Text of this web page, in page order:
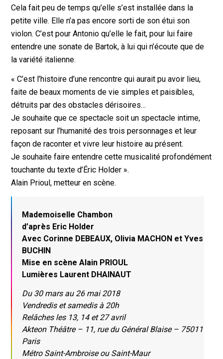
Cela fait peu de temps qu’elle s’est installée dans la
petite ville. Elle n’a pas encore sorti de son étui son
violon. C’est pour Antonio qu’elle le fait, pour lui faire
entendre une sonate de Bartok, à lui qui n’écoute que de
la variété italienne.
« C’est l’histoire d’une rencontre qui aurait pu avoir lieu,
faite de beaux moments de vie simples et paisibles,
détruits par des obstacles dérisoires…
Je souhaite que ce spectacle soit un spectacle intime,
reposant sur l’humanité des trois personnages et leur
façon de raconter et vivre leur histoire au présent.
Je souhaite faire entendre cette musicalité profondément
touchante du texte d’Éric Holder ».
Alain Prioul, metteur en scène.
Mademoiselle Chambon
d’après Eric Holder
Avec Corinne DEBEAUX, Olivia MACHON et Yves
BUCHIN
Mise en scène Alain PRIOUL
Lumières Laurent DHAINAUT
Du 30 mars au 26 mai 2018
Vendredis et samedis à 20h
Relâches les 13, 14 et 27 avril
Akteon Théâtre – 11, rue du Général Blaise – 75011
Paris
Métro Saint-Ambroise ou Saint-Maur